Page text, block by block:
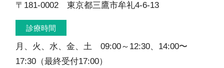
〒181-0002 東京都三鷹市牟礼4-6-13
診療時間
月、火、水、金、土 09:00～12:30、14:00〜
17:30（最終受付17:00）